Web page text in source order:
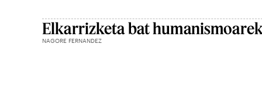
Elkarrizketa bat
NAGORE FERNANDEZ